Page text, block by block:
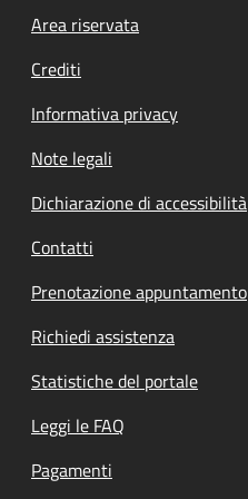
Footer menu
Area riservata
Crediti
Informativa privacy
Note legali
Dichiarazione di accessibilità
Contatti
Prenotazione appuntamento
Richiedi assistenza
Statistiche del portale
Leggi le FAQ
Pagamenti